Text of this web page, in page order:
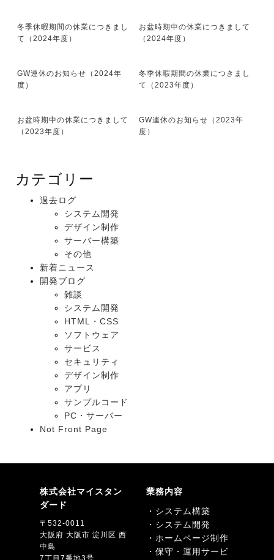
冬季休暇期間の休業につきまし
て（2024年度）
お盆時期中の休業につきまして
（2024年度）
GW連休のお知らせ（2024年
度）
冬季休暇期間の休業につきまし
て（2023年度）
お盆時期中の休業につきまして
（2023年度）
GW連休のお知らせ（2023年
度）
カテゴリー
過去ログ
システム開発
デザイン制作
サーバー構築
その他
新着ニュース
開発ブログ
雑談
システム開発
HTML・CSS
ソフトウェア
サービス
セキュリティ
デザイン制作
アプリ
サンプルコード
PC・サーバー
Not Front Page
株式会社マイスタン
ダード
〒532-0011
大阪府 大阪市 淀川区 西
中島
業務内容
・システム構築
・システム開発
・ホームページ制作
・保守・運用サービ